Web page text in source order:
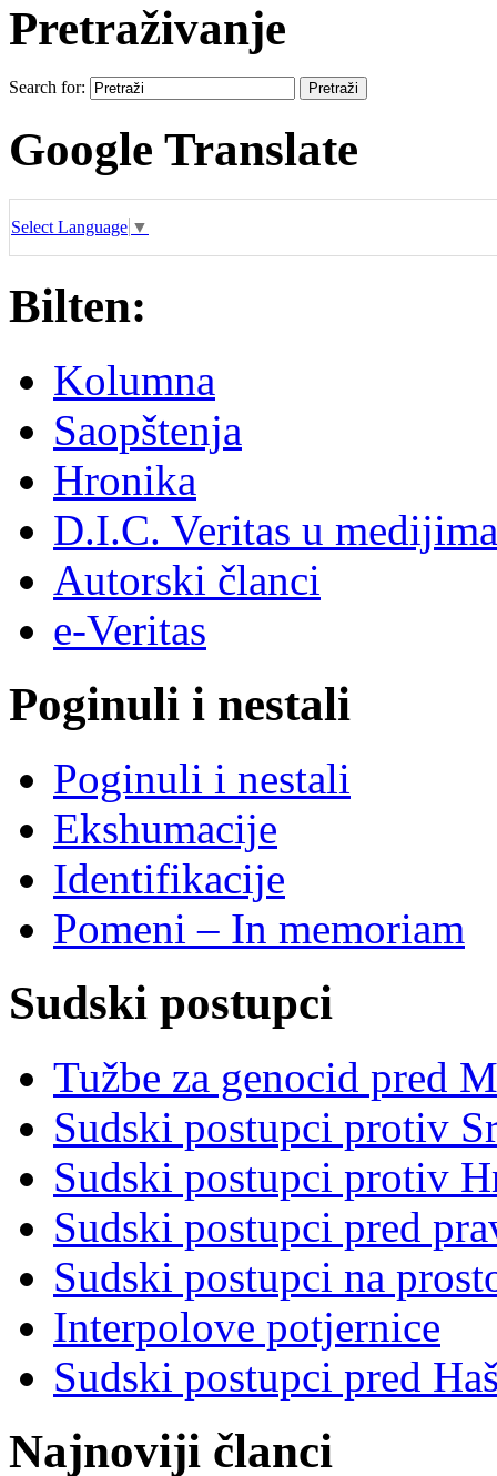
Pretraživanje
Search for:
Google Translate
Select Language ▼
Bilten:
Kolumna
Saopštenja
Hronika
D.I.C. Veritas u medijima
Autorski članci
e-Veritas
Poginuli i nestali
Poginuli i nestali
Ekshumacije
Identifikacije
Pomeni – In memoriam
Sudski postupci
Tužbe za genocid pred
Sudski postupci protiv
Sudski postupci protiv
Sudski postupci pred
Sudski postupci na
Interpolove potjernice
Sudski postupci pred
Najnoviji članci